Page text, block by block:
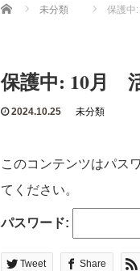
Home 未分類 保護
保護中: 10月
2024.10.25 未分類
このコンテンツはパス
てください。
パスワード:
Tweet Share